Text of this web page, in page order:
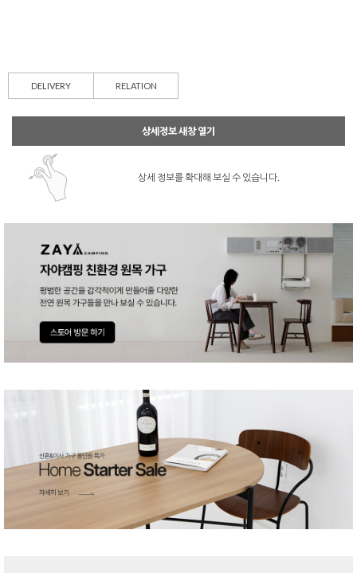
DELIVERY RELATION
상세정보 새창 열기
상세 정보를 확대해 보실 수 있습니다.